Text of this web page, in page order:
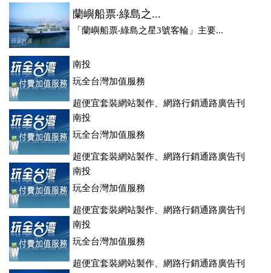
蘭嶼船票‧綠島之...
「蘭嶼船票‧綠島之星3號客輪」主要...
南投
玩全台灣加值服務
超便宜套裝網站製作、網路行銷通路廣告刊
登、訂房系統、客房委託旅行社銷售，全面優惠中....
南投
玩全台灣加值服務
超便宜套裝網站製作、網路行銷通路廣告刊
登、訂房系統、客房委託旅行社銷售，全面優惠中....
南投
玩全台灣加值服務
超便宜套裝網站製作、網路行銷通路廣告刊
登、訂房系統、客房委託旅行社銷售，全面優惠中....
南投
玩全台灣加值服務
超便宜套裝網站製作、網路行銷通路廣告刊